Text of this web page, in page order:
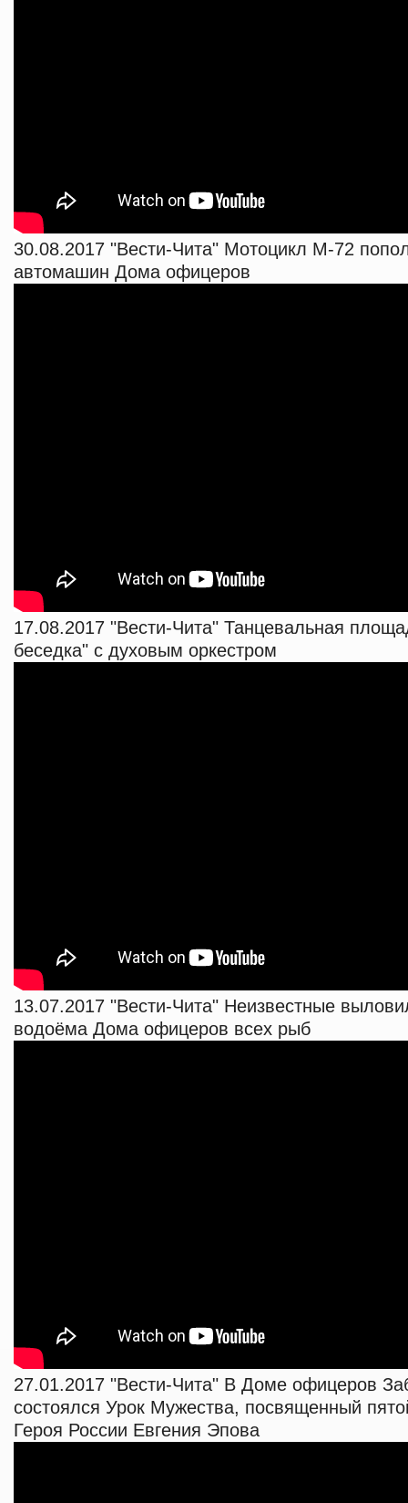
30.08.2017 "Вести-Чита" Мотоцикл М-72
автомашин Дома офицеров
17.08.2017 "Вести-Чита" Танцевальная
беседка" с духовым оркестром
13.07.2017 "Вести-Чита" Неизвестные
водоёма Дома офицеров всех рыб
27.01.2017 "Вести-Чита" В Доме офицеров
состоялся Урок Мужества, посвященный
Героя России Евгения Эпова